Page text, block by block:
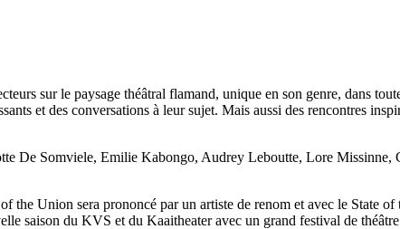
sur le paysage théâtral flamand, unique en son genre, dans
et des conversations à leur sujet. Mais aussi des rencontres
De Somviele, Emilie Kabongo, Audrey Leboutte, Lore
the Union sera prononcé par un artiste de renom et avec le State
saison du KVS et du Kaaitheater avec un grand festival de